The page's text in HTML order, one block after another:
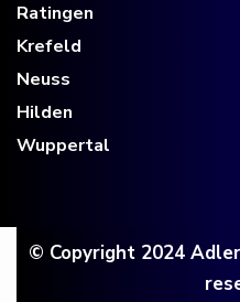
Ratingen
Krefeld
Neuss
Hilden
Wuppertal
© Copyright 2024